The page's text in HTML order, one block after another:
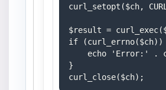
curl_setopt($ch,
$result =
if
echo 'Error:' .
}